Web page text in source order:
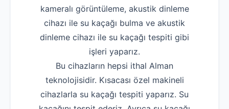
kameralı görüntüleme, akustik dinleme
cihazı ile su kaçağı bulma ve akustik
dinleme cihazı ile su kaçağı tespiti gibi
işleri yaparız.
Bu cihazların hepsi ithal Alman
teknolojisidir. Kısacası özel makineli
cihazlarla su kaçağı tespiti yaparız. Su